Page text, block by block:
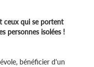
ceux qui se portent
personnes isolées !
bénéficier d'un